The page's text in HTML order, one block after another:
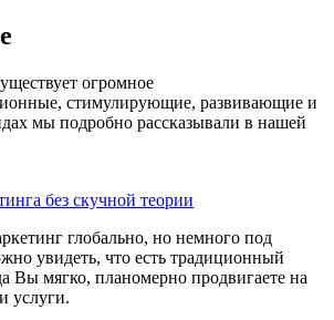
огромное
стимулирующие, развивающие и
мы подробно рассказывали в нашей
без скучной теории
глобально, но немного под
увидеть, что есть традиционный
Вы мягко, планомерно продвигаете на
услуги.